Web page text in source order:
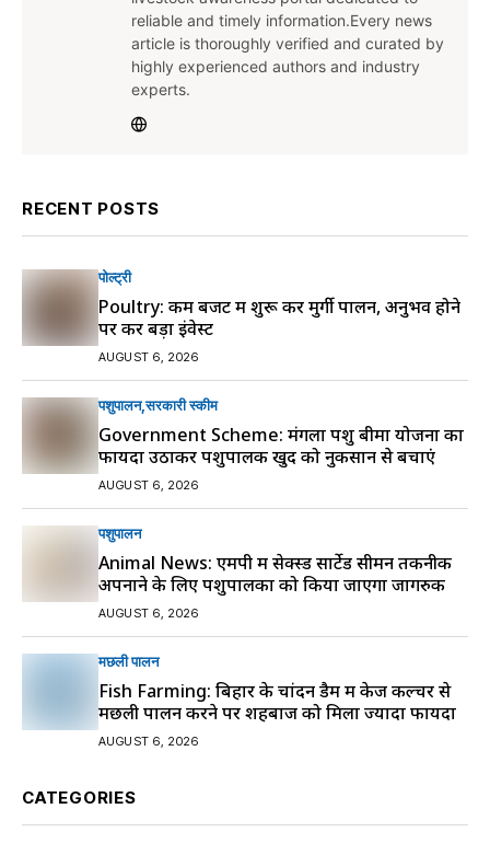
reliable and timely information.Every news
article is thoroughly verified and curated by
highly experienced authors and industry
experts.
RECENT POSTS
पोल्ट्री
Poultry: कम बजट में शुरू करें मुर्गी पालन, अनुभव होने
पर करें बड़ा इंवेस्ट
AUGUST 6, 2026
पशुपालन सरकारी स्की‍म
Government Scheme: मंगला पशु बीमा योजना का
फायदा उठाकर पशुपालक खुद को नुकसान से बचाएं
AUGUST 6, 2026
पशुपालन
Animal News: एमपी में सेक्स्ड सार्टेड सीमन तकनीक
अपनाने के लिए पशुपालकों को किया जाएगा जागरुक
AUGUST 6, 2026
मछली पालन
Fish Farming: बिहार के चांदन डैम में केज कल्चर से
मछली पालन करने पर शहबाज को मिला ज्यादा फायदा
AUGUST 6, 2026
CATEGORIES